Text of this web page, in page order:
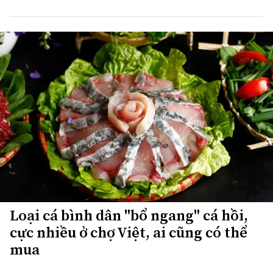
Loại cá bình dân "bổ ngang" cá hồi,
cực nhiều ở chợ Việt, ai cũng có thể
mua